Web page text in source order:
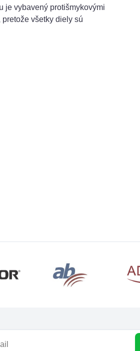
je vybavený protišmykovými
všetky diely sú